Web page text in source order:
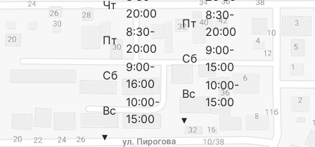
Чт
20:00
Пт
8:30-
20:00
Сб
9:00-
16:00
Вс
10:00-
15:00
▾
Пт
8:30-
20:00
Сб
9:00-
15:00
Вс
10:00-
15:00
▾